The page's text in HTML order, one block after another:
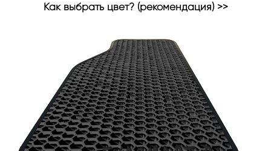
Как выбрать цвет? (рекомендация) >>